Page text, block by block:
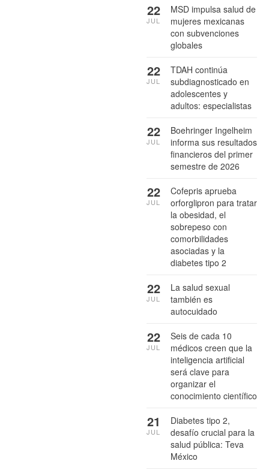
MSD impulsa salud de
mujeres mexicanas
con subvenciones
globales
22
JUL
TDAH continúa
subdiagnosticado en
adolescentes y
adultos: especialistas
22
JUL
Boehringer Ingelheim
informa sus resultados
financieros del primer
semestre de 2026
22
JUL
Cofepris aprueba
orforglipron para tratar
la obesidad, el
sobrepeso con
comorbilidades
asociadas y la
diabetes tipo 2
22
JUL
La salud sexual
también es
autocuidado
22
JUL
Seis de cada 10
médicos creen que la
inteligencia artificial
será clave para
organizar el
conocimiento científico
22
JUL
Diabetes tipo 2,
desafío crucial para la
salud pública: Teva
México
21
JUL